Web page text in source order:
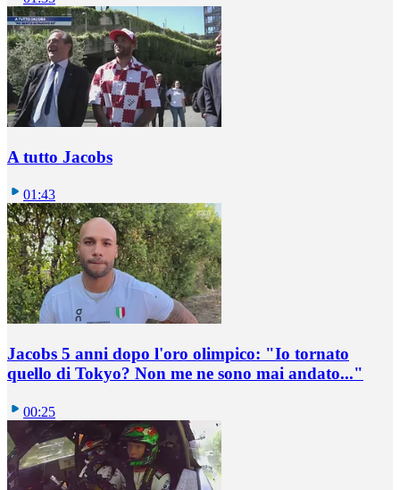
A tutto Jacobs
01:43
Jacobs 5 anni dopo l'oro olimpico: "Io tornato
quello di Tokyo? Non me ne sono mai andato..."
00:25